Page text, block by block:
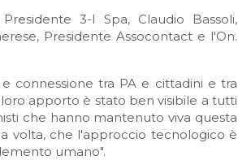
3-I Spa, Claudio Bassoli,
Presidente Assocontact e l'On.
connessione tra PA e cittadini e tra
apporto è stato ben visibile a tutti
che hanno mantenuto viva questa
volta, che l'approccio tecnologico è
umano".